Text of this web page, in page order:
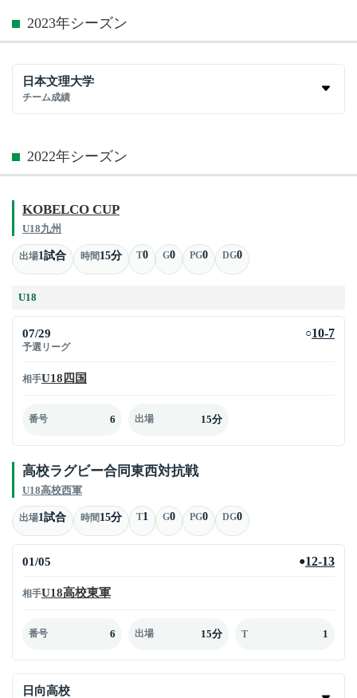
2023年シーズン
日本文理大学
チーム成績
2022年シーズン
KOBELCO CUP
U18九州
出場1試合 時間15分 T0 G0 PG0 DG0
U18
07/29
予選リーグ
○10-7
相手U18四国
番号 6 出場 15分
高校ラグビー合同東西対抗戦
U18高校西軍
出場1試合 時間15分 T1 G0 PG0 DG0
01/05 ●12-13
相手U18高校東軍
番号 6 出場 15分 T 1
日向高校